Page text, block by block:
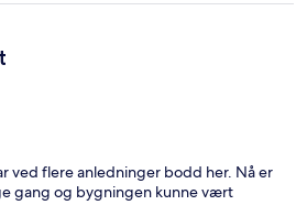
nicht ganz dicht. Zusätzlich
Tür ein Teich, was gerade nicht den
ved flere anledninger bodd her. Nå er
gang og bygningen kunne vært